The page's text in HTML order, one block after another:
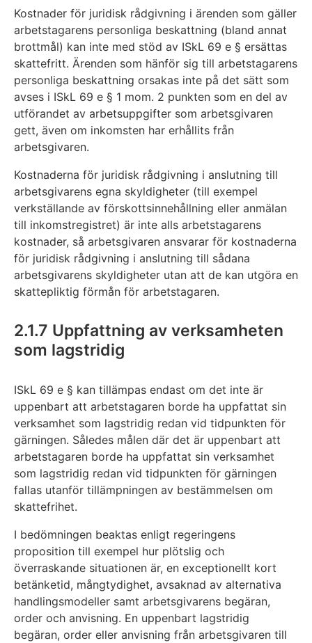
Kostnader för juridisk rådgivning i ärenden som gäller
arbetstagarens personliga beskattning (bland annat
brottmål) kan inte med stöd av ISkL 69 e § ersättas
skattefritt. Ärenden som hänför sig till arbetstagarens
personliga beskattning orsakas inte på det sätt som
avses i ISkL 69 e § 1 mom. 2 punkten som en del av
utförandet av arbetsuppgifter som arbetsgivaren
gett, även om inkomsten har erhållits från
arbetsgivaren.
Kostnaderna för juridisk rådgivning i anslutning till
arbetsgivarens egna skyldigheter (till exempel
verkställande av förskottsinnehållning eller anmälan
till inkomstregistret) är inte alls arbetstagarens
kostnader, så arbetsgivaren ansvarar för kostnaderna
för juridisk rådgivning i anslutning till sådana
arbetsgivarens skyldigheter utan att de kan utgöra en
skattepliktig förmån för arbetstagaren.
2.1.7 Uppfattning av verksamheten
som lagstridig
ISkL 69 e § kan tillämpas endast om det inte är
uppenbart att arbetstagaren borde ha uppfattat sin
verksamhet som lagstridig redan vid tidpunkten för
gärningen. Således målen där det är uppenbart att
arbetstagaren borde ha uppfattat sin verksamhet
som lagstridig redan vid tidpunkten för gärningen
fallas utanför tillämpningen av bestämmelsen om
skattefrihet.
I bedömningen beaktas enligt regeringens
proposition till exempel hur plötslig och
överraskande situationen är, en exceptionellt kort
betänketid, mångtydighet, avsaknad av alternativa
handlingsmodeller samt arbetsgivarens begäran,
order och anvisning. En uppenbart lagstridig
begäran, order eller anvisning från arbetsgivaren till